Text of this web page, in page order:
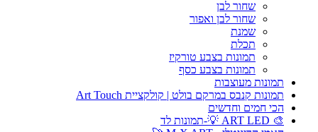
שחור לבן
שחור לבן ואפור
שמנת
תכלת
תמונות בצבע טורקיז
תמונות בצבע כסף
תמונות מעוצבות
תמונות קנבס במרקם בולט | קולקציית Art Touch
הכי חמים וחדשים
🎨 ART LED 💡-תמונות לד